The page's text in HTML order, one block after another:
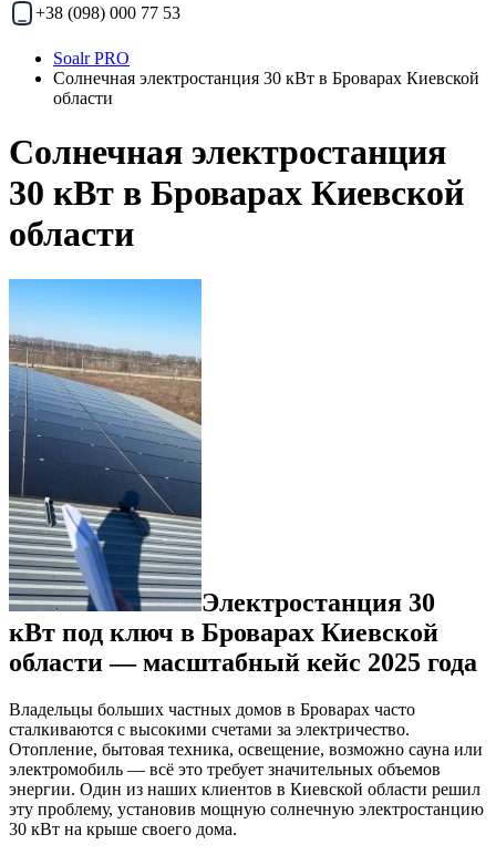
+38 (098) 000 77 53
Soalr PRO
Солнечная электростанция 30 кВт в Броварах Киевской
области
Солнечная электростанция
30 кВт в Броварах Киевской
области
Электростанция 30
кВт под ключ в Броварах Киевской
области — масштабный кейс 2025 года
Владельцы больших частных домов в Броварах часто
сталкиваются с высокими счетами за электричество.
Отопление, бытовая техника, освещение, возможно сауна или
электромобиль — всё это требует значительных объемов
энергии. Один из наших клиентов в Киевской области решил
эту проблему, установив мощную солнечную электростанцию
30 кВт на крыше своего дома.